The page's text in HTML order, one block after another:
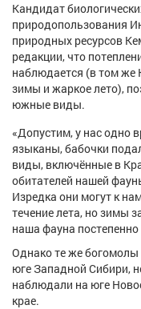
Афиша
ТВ программа
Кандидат
природопользования
природных ресурсов
редакции, что
наблюдается (в том же
зимы и жаркое лето),
южные виды.
«Допустим, у нас одно
языканы, бабочки
виды, включённые в
обитателей нашей
Изредка они могут к
течение лета, но зимы
наша фауна постепенно
Однако те же богомолы
юге Западной Сибири,
наблюдали на юге
крае.